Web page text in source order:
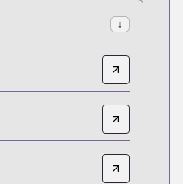
↓
log-in-murim/info
content/로그인-무림/